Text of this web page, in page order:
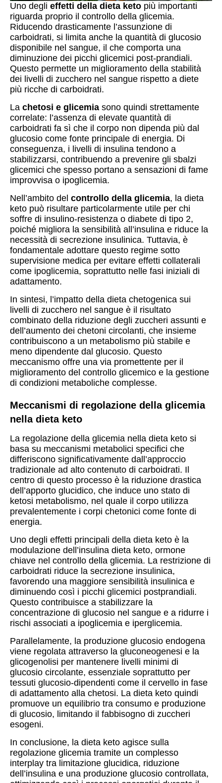
Uno degli effetti della dieta keto più importanti
riguarda proprio il controllo della glicemia.
Riducendo drasticamente l’assunzione di
carboidrati, si limita anche la quantità di glucosio
disponibile nel sangue, il che comporta una
diminuzione dei picchi glicemici post-prandiali.
Questo permette un miglioramento della stabilità
dei livelli di zucchero nel sangue rispetto a diete
più ricche di carboidrati.
La chetosi e glicemia sono quindi strettamente
correlate: l’assenza di elevate quantità di
carboidrati fa sì che il corpo non dipenda più dal
glucosio come fonte principale di energia. Di
conseguenza, i livelli di insulina tendono a
stabilizzarsi, contribuendo a prevenire gli sbalzi
glicemici che spesso portano a sensazioni di fame
improvvisa o ipoglicemia.
Nell’ambito del controllo della glicemia, la dieta
keto può risultare particolarmente utile per chi
soffre di insulino-resistenza o diabete di tipo 2,
poiché migliora la sensibilità all’insulina e riduce la
necessità di secrezione insulinica. Tuttavia, è
fondamentale adottare questo regime sotto
supervisione medica per evitare effetti collaterali
come ipoglicemia, soprattutto nelle fasi iniziali di
adattamento.
In sintesi, l’impatto della dieta chetogenica sui
livelli di zucchero nel sangue è il risultato
combinato della riduzione degli zuccheri assunti e
dell’aumento dei chetoni circolanti, che insieme
contribuiscono a un metabolismo più stabile e
meno dipendente dal glucosio. Questo
meccanismo offre una via promettente per il
miglioramento del controllo glicemico e la gestione
di condizioni metaboliche complesse.
Meccanismi di regolazione della glicemia
nella dieta keto
La regolazione della glicemia nella dieta keto si
basa su meccanismi metabolici specifici che
differiscono significativamente dall’approccio
tradizionale ad alto contenuto di carboidrati. Il
centro di questo processo è la riduzione drastica
dell’apporto glucidico, che induce uno stato di
ketosi metabolismo, nel quale il corpo utilizza
prevalentemente i corpi chetonici come fonte di
energia.
Uno degli effetti principali della dieta keto è la
modulazione dell’insulina dieta keto, ormone
chiave nel controllo della glicemia. La restrizione di
carboidrati riduce la secrezione insulinica,
favorendo una maggiore sensibilità insulinica e
diminuendo così i picchi glicemici postprandiali.
Questo contribuisce a stabilizzare la
concentrazione di glucosio nel sangue e a ridurre i
rischi associati a ipoglicemia e iperglicemia.
Parallelamente, la produzione glucosio endogena
viene regolata attraverso la gluconeogenesi e la
glicogenolisi per mantenere livelli minimi di
glucosio circolante, essenziale soprattutto per
tessuti glucosio-dipendenti come il cervello in fase
di adattamento alla chetosi. La dieta keto quindi
promuove un equilibrio tra consumo e produzione
di glucosio, limitando il fabbisogno di zuccheri
esogeni.
In conclusione, la dieta keto agisce sulla
regolazione glicemia tramite un complesso
interplay tra limitazione glucidica, riduzione
dell’insulina e una produzione glucosio controllata,